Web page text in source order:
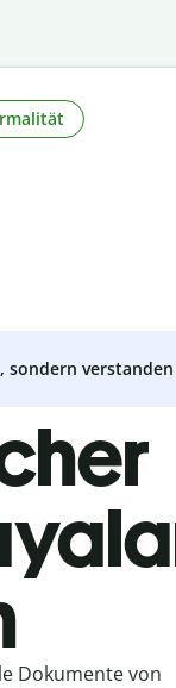
Dokumente von